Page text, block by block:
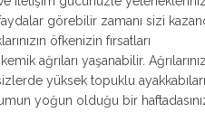
görebilir zamanı sizi
öfkenizin fırsatları
ağrıları yaşanabilir.
yüksek topuklu
yoğun olduğu bir